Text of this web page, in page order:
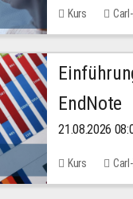
Kurs
EndNote
21.08.2026
Kurs